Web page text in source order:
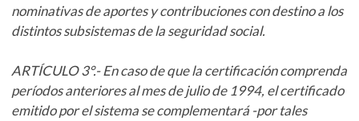
nominativas de aportes y contribuciones con destino a los
distintos subsistemas de la seguridad social.
ARTÍCULO 3°.- En caso de que la certificación comprenda
períodos anteriores al mes de julio de 1994, el certificado
emitido por el sistema se complementará -por tales